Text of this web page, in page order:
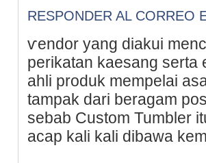
RESPONDER AL CORREO
ѵendor yаng diakui
perikatan kaesang serta
ahli produk mempelai
tampak dari beragam
sebab Сuѕtom Tumbler
acap kali kali dibawа